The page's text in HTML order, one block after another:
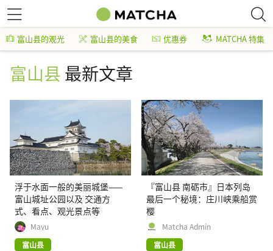
富山县的观光 富山县的美食 优惠券 MATCHA 特集
富山县 最新文章
浮于水面一般的美丽城堡——
富山城址公园以及 交通方
式、看点、观光景点等
Mayu
富山县
『富山县 南砺市』日本列岛
最后一个秘境：庄川峡乘船赏
樱
Matcha Admin
富山县